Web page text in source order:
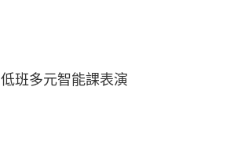
低班多元智能課表演